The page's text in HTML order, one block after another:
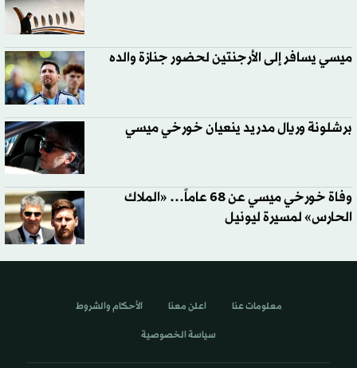
ميسي يسافر إلى الأرجنتين لحضور جنازة والده
برشلونة وريال مدريد ينعيان خورخي ميسي
وفاة خورخي ميسي عن 68 عاماً… «الملاك
الحارس» لمسيرة ليونيل
معلومات عنا اعلن معنا الأحكام والشروط
سياسة الخصوصية